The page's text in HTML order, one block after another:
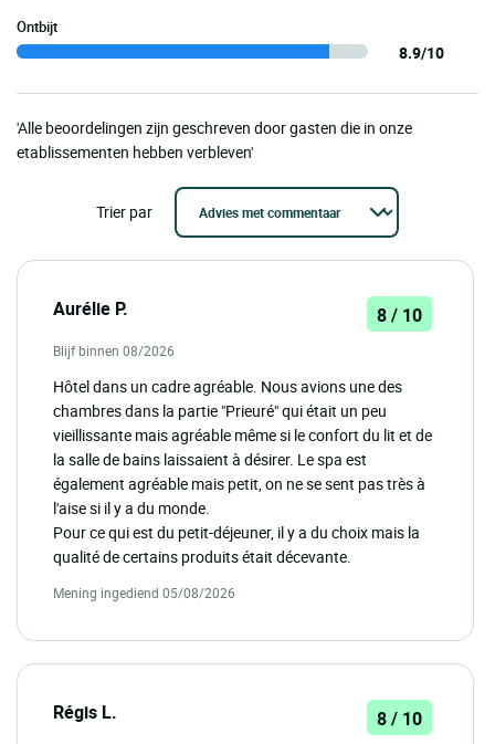
Ontbijt
8.9/10
'Alle beoordelingen zijn geschreven door gasten die in onze
etablissementen hebben verbleven'
Trier par
Aurélie P. 8 / 10
Blijf binnen 08/2026
Hôtel dans un cadre agréable. Nous avions une des
chambres dans la partie "Prieuré" qui était un peu
vieillissante mais agréable même si le confort du lit et de
la salle de bains laissaient à désirer. Le spa est
également agréable mais petit, on ne se sent pas très à
l'aise si il y a du monde.
Pour ce qui est du petit-déjeuner, il y a du choix mais la
qualité de certains produits était décevante.
Mening ingediend 05/08/2026
Régis L. 8 / 10